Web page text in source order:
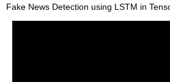
Fake News Detection using LSTM in